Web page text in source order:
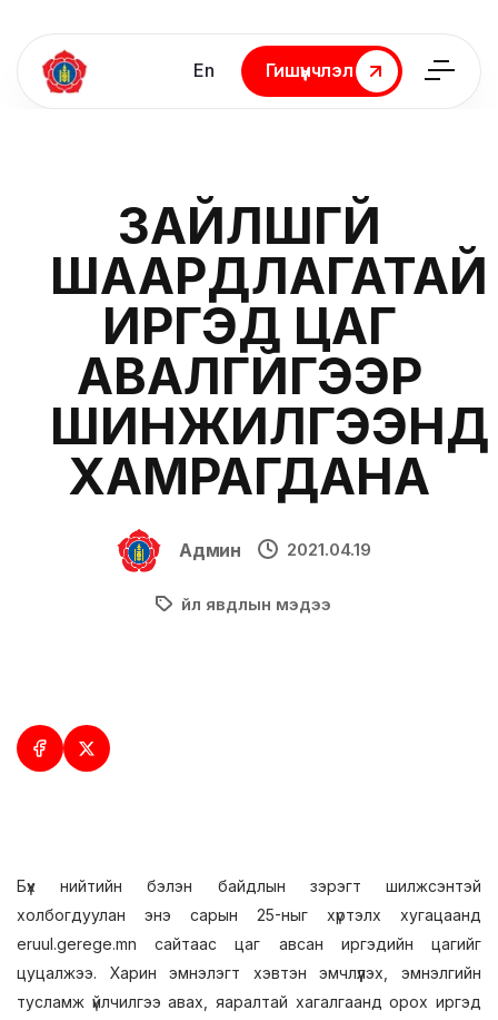
En
Гишүүнчлэл
Гишүүнчлэл
ЗАЙЛШГҮЙ
ШААРДЛАГАТАЙ
ИРГЭД ЦАГ
АВАЛГҮЙГЭЭР
ШИНЖИЛГЭЭНД
ХАМРАГДАНА
Админ 2021.04.19
Үйл явдлын мэдээ
Бүх нийтийн бэлэн байдлын зэрэгт шилжсэнтэй
холбогдуулан энэ сарын 25-ныг хүртэлх хугацаанд
eruul.gerege.mn сайтаас цаг авсан иргэдийн цагийг
цуцалжээ. Харин эмнэлэгт хэвтэн эмчлүүлэх, эмнэлгийн
тусламж үйлчилгээ авах, яаралтай хагалгаанд орох иргэд